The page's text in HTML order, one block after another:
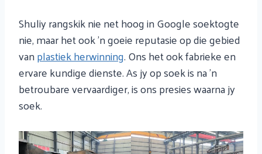
Shuliy rangskik nie net hoog in Google soektogte
nie, maar het ook 'n goeie reputasie op die gebied
vanplastiek herwinning. Ons het ook fabrieke en
ervare kundige dienste. As jy op soek is na 'n
betroubare vervaardiger, is ons presies waarna jy
soek.